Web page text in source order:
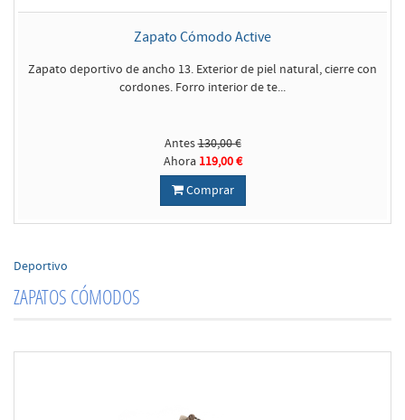
Zapato Cómodo Active
Zapato deportivo de ancho 13. Exterior de piel natural, cierre con
cordones. Forro interior de te...
Antes130,00 €
Ahora 119,00 €
Comprar
Deportivo
ZAPATOS CÓMODOS